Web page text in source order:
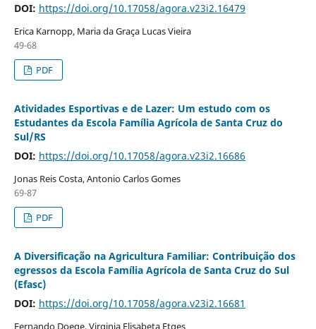
DOI: https://doi.org/10.17058/agora.v23i2.16479
Erica Karnopp, Maria da Graça Lucas Vieira
49-68
PDF
Atividades Esportivas e de Lazer: Um estudo com os
Estudantes da Escola Família Agrícola de Santa Cruz do
Sul/RS
DOI: https://doi.org/10.17058/agora.v23i2.16686
Jonas Reis Costa, Antonio Carlos Gomes
69-87
PDF
A Diversificação na Agricultura Familiar: Contribuição dos
egressos da Escola Família Agrícola de Santa Cruz do Sul
(Efasc)
DOI: https://doi.org/10.17058/agora.v23i2.16681
Fernando Doege, Virginia Elisabeta Etges